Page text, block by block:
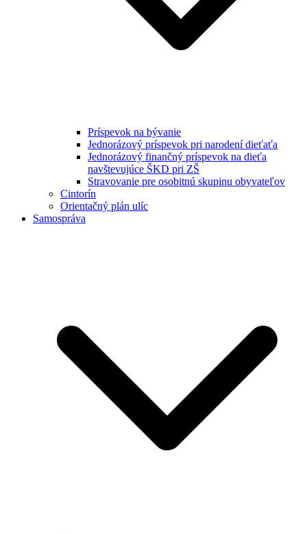
Príspevok na bývanie
Jednorázový príspevok pri narodení dieťaťa
Jednorázový finančný príspevok na dieťa
navštevujúce ŠKD pri ZŠ
Stravovanie pre osobitnú skupinu obyvateľov
Cintorín
Orientačný plán ulíc
Samospráva